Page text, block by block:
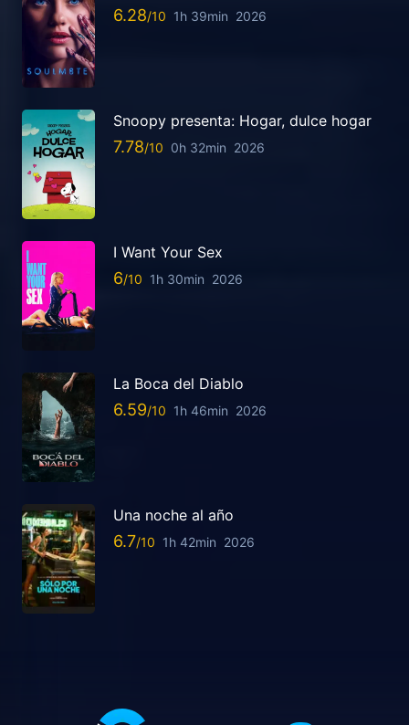
6.28 1h 39min 2026
Snoopy presenta: Hogar, dulce hogar
7.78 0h 32min 2026
I Want Your Sex
6 1h 30min 2026
La Boca del Diablo
6.59 1h 46min 2026
Una noche al año
6.7 1h 42min 2026